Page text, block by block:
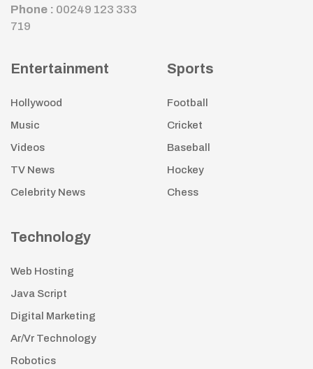
Phone : 00249 123 333
719
Entertainment
Hollywood
Music
Videos
TV News
Celebrity News
Sports
Football
Cricket
Baseball
Hockey
Chess
Technology
Web Hosting
Java Script
Digital Marketing
Ar/Vr Technology
Robotics